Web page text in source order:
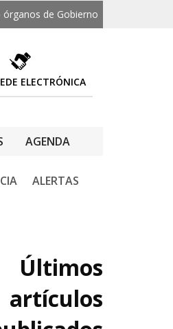
órganos de Gobierno
ELECTRÓNICA
AGENDA
ALERTAS
Últimos
artículos